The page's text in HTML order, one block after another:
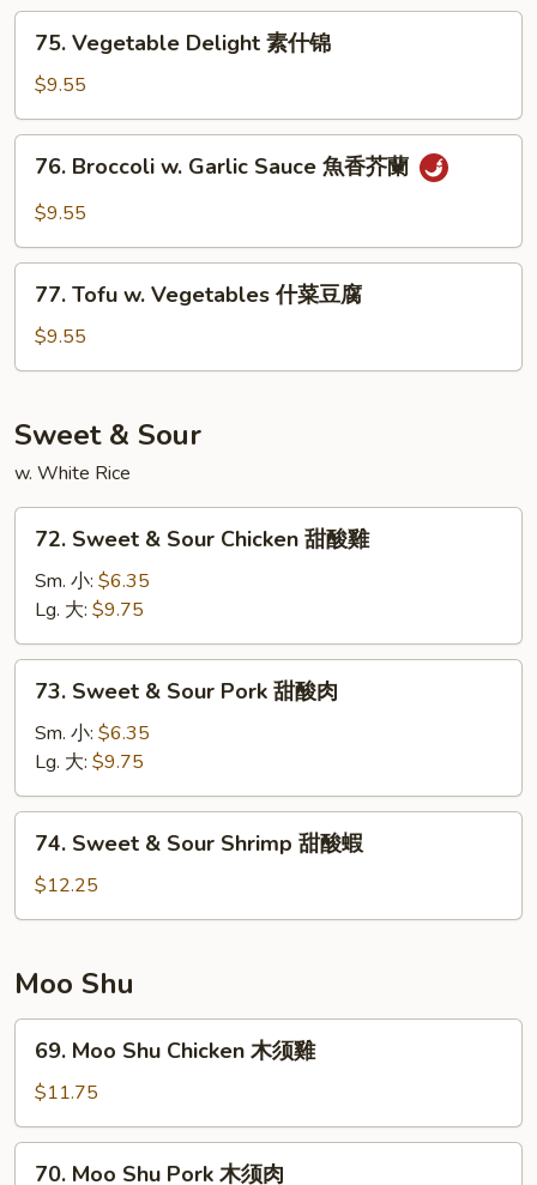
75.
Vegetable
Delight
素
什
75. Vegetable Delight 素什锦
$9.55
76.
Broccoli
Sauce
蘭
76. Broccoli w. Garlic Sauce 魚香芥蘭
$9.55
77.
Tofu
Vegetables
菜
豆
腐
77. Tofu w. Vegetables 什菜豆腐
$9.55
Sweet & Sour
w. White Rice
72.
Sweet
Sour
Chicken
甜
72. Sweet & Sour Chicken 甜酸雞
Sm. 小: $6.35
Lg. 大: $9.75
73.
Sweet
Sour
Pork
甜
73. Sweet & Sour Pork 甜酸肉
Sm. 小: $6.35
Lg. 大: $9.75
74.
Sweet
Sour
甜
酸
蝦
74. Sweet & Sour Shrimp 甜酸蝦
$12.25
Moo Shu
69.
Moo
Shu
Chicken
木
69. Moo Shu Chicken 木须雞
$11.75
70.
70. Moo Shu Pork 木须肉